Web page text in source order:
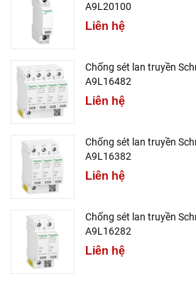
A9L20100
Liên hệ
Chống sét lan truyền
A9L16482
Liên hệ
Chống sét lan truyền
A9L16382
Liên hệ
Chống sét lan truyền
A9L16282
Liên hệ